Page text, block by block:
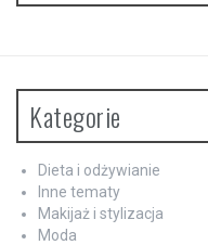
Kategorie
Dieta i odżywianie
Inne tematy
Makijaż i stylizacja
Moda